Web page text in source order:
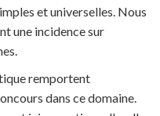
et universelles. Nous
une incidence sur
remportent
dans ce domaine.